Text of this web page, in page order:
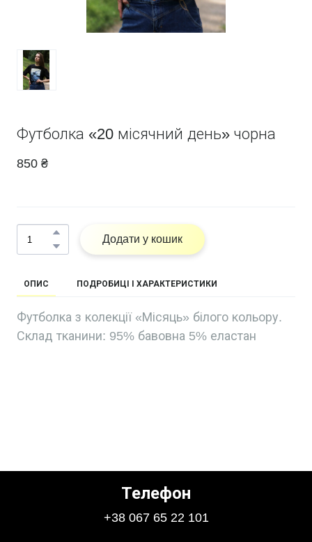
Футболка «20 місячний день» чорна
850 ₴
Додати у кошик
ОПИС ПОДРОБИЦІ І ХАРАКТЕРИСТИКИ
Футболка з колекції «Місяць» білого кольору.
Склад тканини: 95% бавовна 5% еластан
Телефон
+38 067 65 22 101